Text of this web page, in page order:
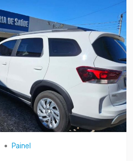
• Painel